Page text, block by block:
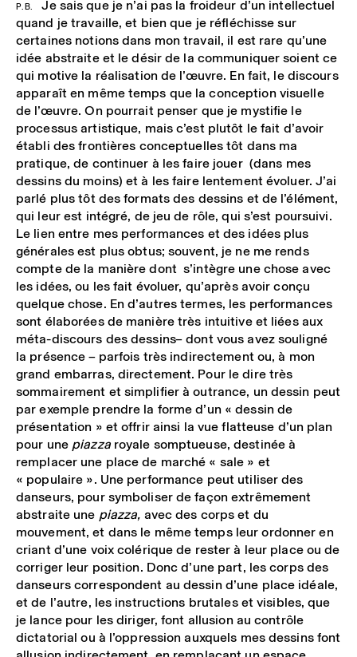
P.B.
Je sais que je n’ai pas la froideur d’un intellectuel
quand je travaille, et bien que je réfléchisse sur
certaines notions dans mon travail, il est rare qu’une
idée abstraite et le désir de la communiquer soient ce
qui motive la réalisation de l’œuvre. En fait, le discours
apparaît en même temps que la conception visuelle
de l’œuvre. On pourrait penser que je mystifie le
processus artistique, mais c’est plutôt le fait d’avoir
établi des frontières conceptuelles tôt dans ma
pratique, de continuer à les faire jouer (dans mes
dessins du moins) et à les faire lentement évoluer. J’ai
parlé plus tôt des formats des dessins et de l’élément,
qui leur est intégré, de jeu de rôle, qui s’est poursuivi.
Le lien entre mes performances et des idées plus
générales est plus obtus; souvent, je ne me rends
compte de la manière dont s’intègre une chose avec
les idées, ou les fait évoluer, qu’après avoir conçu
quelque chose. En d’autres termes, les performances
sont élaborées de manière très intuitive et liées aux
méta-discours des dessins ̶ dont vous avez souligné
la présence ̶ parfois très indirectement ou, à mon
grand embarras, directement. Pour le dire très
sommairement et simplifier à outrance, un dessin peut
par exemple prendre la forme d’un « dessin de
présentation » et offrir ainsi la vue flatteuse d’un plan
pour unepiazzaroyale somptueuse, destinée à
remplacer une place de marché « sale » et
« populaire ». Une performance peut utiliser des
danseurs, pour symboliser de façon extrêmement
abstraite une piazza, avec des corps et du
mouvement, et dans le même temps leur ordonner en
criant d’une voix colérique de rester à leur place ou de
corriger leur position. Donc d’une part, les corps des
danseurs correspondent au dessin d’une place idéale,
et de l’autre, les instructions brutales et visibles, que
je lance pour les diriger, font allusion au contrôle
dictatorial ou à l’oppression auxquels mes dessins font